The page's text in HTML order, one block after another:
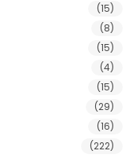
(15)
(8)
(15)
(4)
(15)
(29)
(16)
(222)